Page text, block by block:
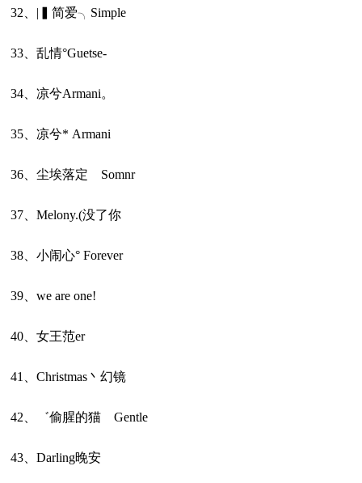
32、|▍简爱╮Simple
33、乱情°Guetse-
34、凉兮Armani。
35、凉兮* Armani
36、尘埃落定 Somnr
37、Melony.(没了你
38、小闹心° Forever
39、we are one!
40、女王范er
41、Christmas丶幻镜
42、゛偷腥的猫 Gentle
43、Darling晚安